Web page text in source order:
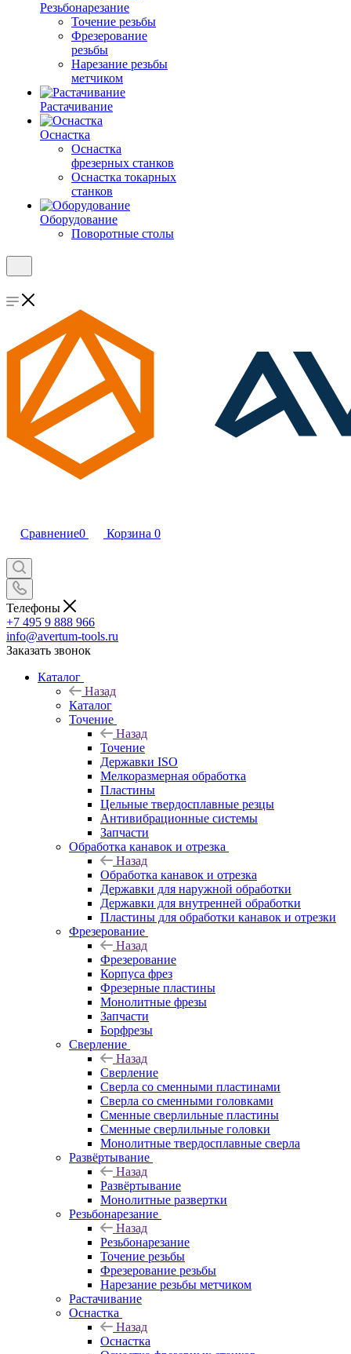
Резьбонарезание
Точение резьбы
Фрезерование
резьбы
Нарезание резьбы
метчиком
Растачивание
Оснастка
Оснастка
фрезерных станков
Оснастка токарных
станков
Оборудование
Поворотные столы
Сравнение0 Корзина 0
Телефоны
+7 495 9 888 966
info@avertum-tools.ru
Заказать звонок
Каталог
Назад
Каталог
Точение
Назад
Точение
Державки ISO
Мелкоразмерная обработка
Пластины
Цельные твердосплавные резцы
Антивибрационные системы
Запчасти
Обработка канавок и отрезка
Назад
Обработка канавок и отрезка
Державки для наружной обработки
Державки для внутренней обработки
Пластины для обработки канавок и отрезки
Фрезерование
Назад
Фрезерование
Корпуса фрез
Фрезерные пластины
Монолитные фрезы
Запчасти
Борфрезы
Сверление
Назад
Сверление
Сверла со сменными пластинами
Сверла со сменными головками
Сменные сверлильные пластины
Сменные сверлильные головки
Монолитные твердосплавные сверла
Развёртывание
Назад
Развёртывание
Монолитные развертки
Резьбонарезание
Назад
Резьбонарезание
Точение резьбы
Фрезерование резьбы
Нарезание резьбы метчиком
Растачивание
Оснастка
Назад
Оснастка